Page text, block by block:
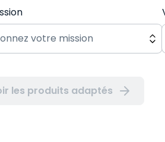
les produits adaptés